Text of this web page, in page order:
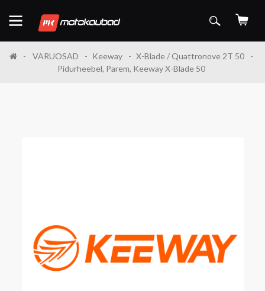
VARUOSAD Keeway
X-Blade / Quattronove 2T 50
Pidurheebel, Parem, Keeway X-Blade 50